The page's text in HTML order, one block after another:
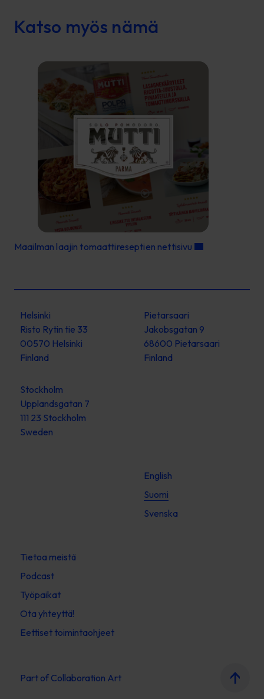
Katso myös nämä
Maailman laajin tomaattireseptien nettisivu
Helsinki
Risto Rytin tie 33
00570 Helsinki
Finland
Pietarsaari
Jakobsgatan 9
68600 Pietarsaari
Finland
Stockholm
Upplandsgatan 7
111 23 Stockholm
Sweden
English
Suomi
Svenska
Tietoa meistä
Podcast
Työpaikat
Ota yhteyttä!
Eettiset toimintaohjeet
Part of Collaboration Art